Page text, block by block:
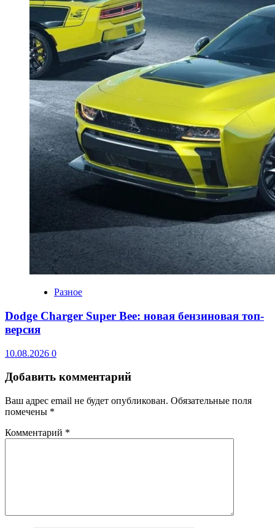
Разное
Dodge Charger Super Bee: новая бензиновая топ-
версия
10.08.2026 0
Добавить комментарий
Ваш адрес email не будет опубликован. Обязательные поля
помечены *
Комментарий *